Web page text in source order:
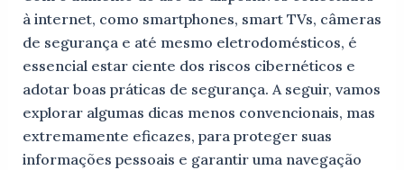
à internet, como smartphones, smart TVs, câmeras
de segurança e até mesmo eletrodomésticos, é
essencial estar ciente dos riscos cibernéticos e
adotar boas práticas de segurança. A seguir, vamos
explorar algumas dicas menos convencionais, mas
extremamente eficazes, para proteger suas
informações pessoais e garantir uma navegação